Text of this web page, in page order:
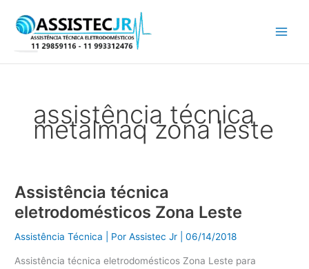
para
conteúdo
assistência técnica
metalmaq zona leste
Assistência técnica
eletrodomésticos Zona Leste
Assistência Técnica | PorAssistec Jr |06/14/2018
Assistência técnica eletrodomésticos Zona Leste para
Assistência
técnica
eletrodomésticos
Zona